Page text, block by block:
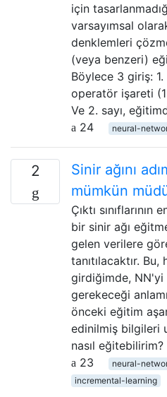
için
varsayımsal
denklemleri
(veya benzeri)
Böylece 3 giriş: 1.
operatör işareti
Ve 2. sayı,
24
neural-
2
Sinir ağını
mümkün
Çıktı sınıflarının
bir sinir ağı
gelen verilere
tanıtılacaktır. Bu,
girdiğimde, NN'yi
gerekeceği
önceki eğitim
edinilmiş bilgileri
nasıl eğitebilirim?
23
neural-
incremental-learning